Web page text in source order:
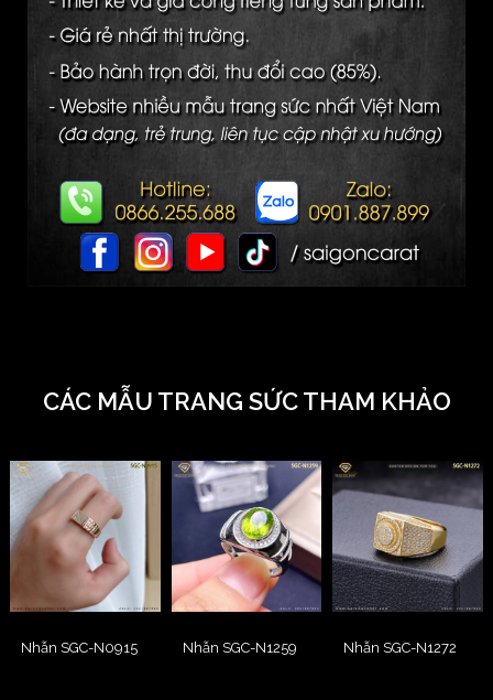
CÁC MẪU TRANG SỨC THAM KHẢO
Nhẫn SGC-N0915 Nhẫn SGC-N1259 Nhẫn SGC-N1272